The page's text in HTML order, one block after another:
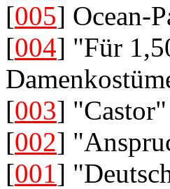
[005] Ocean-
[004] "Für
[003] "Castor"
[002]
[001]